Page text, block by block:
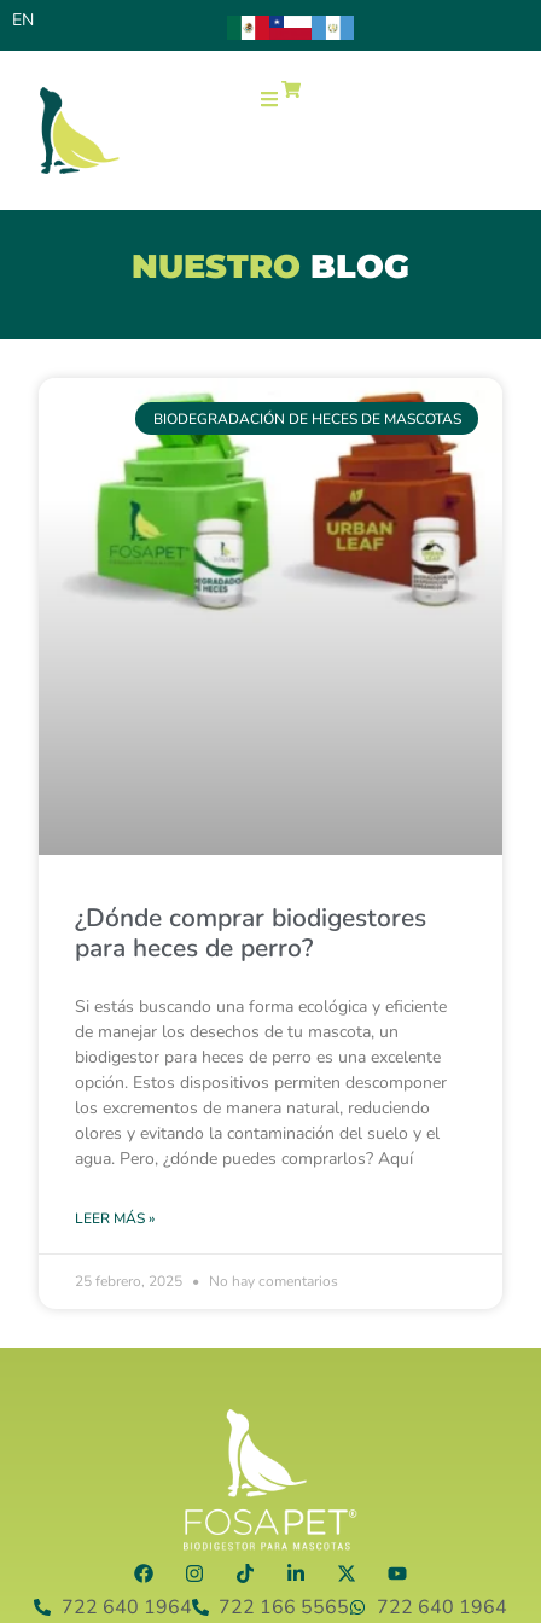
EN
NUESTRO BLOG
BIODEGRADACIÓN DE HECES DE MASCOTAS
¿Dónde comprar biodigestores
para heces de perro?
Si estás buscando una forma ecológica y eficiente
de manejar los desechos de tu mascota, un
biodigestor para heces de perro es una excelente
opción. Estos dispositivos permiten descomponer
los excrementos de manera natural, reduciendo
olores y evitando la contaminación del suelo y el
agua. Pero, ¿dónde puedes comprarlos? Aquí
LEER MÁS »
25 febrero, 2025 No hay comentarios
722 640 1964 722 166 5565
722 640 1964